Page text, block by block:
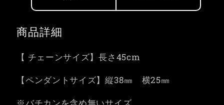
商品詳細
【 チェーンサイズ】長さ45cm
【ペンダントサイズ】縦38㎜ 横25㎜